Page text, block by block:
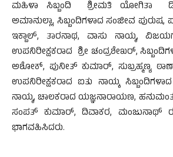
ಮಹಿಳಾ ಸಿಬ್ಬಂದಿ ಶ್ರೀಮತಿ ಯೋಗಿತಾ
ಅಮಾನುಲ್ಲಾ, ಸಿಬ್ಬಂದಿಗಳಾದ ಸಂಜೀವ ಪುರುಷ,
ಇಕ್ಬಾಲ್, ತಾರನಾಥ, ವಾಸು ನಾಯ್ಕ,
ಉಪನಿರೀಕ್ಷಕರಾದ ಶ್ರೀ ಚಂದ್ರಶೇಖರ್,
ಅಶೋಕ್, ಪುನೀತ್ ಕುಮಾರ್,ಸುಬ್ರಹ್ಮಣ್ಯ
ಉಪನಿರೀಕ್ಷಕರಾದ ಐತು ನಾಯ್ಕ
ನಾಯ್ಕ,ಚಾಲಕರಾದ ಯಜ್ಞನಾರಾಯಣ, ಹನುಮಂತ
ಸಂಪತ್ ಕುಮಾರ್,ದಿವಾಕರ, ಮಂಜುನಾಥ್
ಭಾಗವಹಿಸಿದರು.